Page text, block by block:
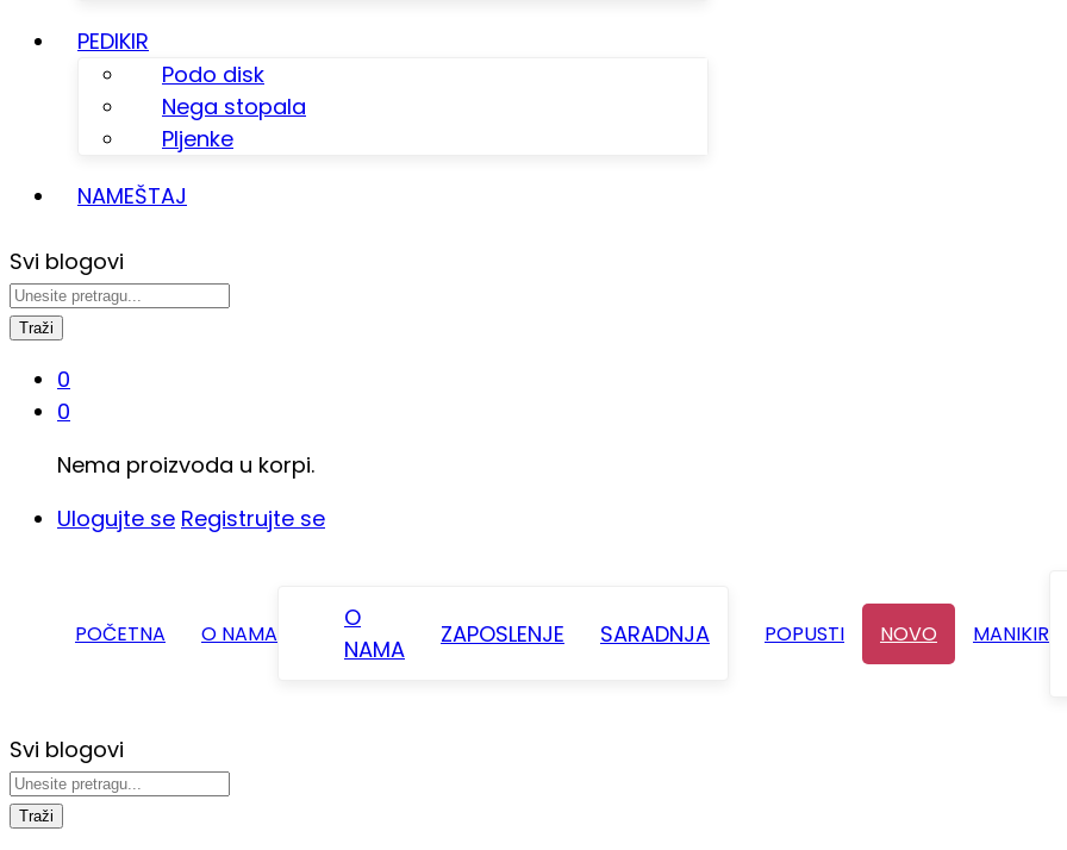
PEDIKIR
Podo disk
Nega stopala
Pljenke
NAMEŠTAJ
Svi blogovi
Traži
0
0
Nema proizvoda u korpi.
Ulogujte se Registrujte se
POČETNA O NAMA
O
NAMA
ZAPOSLENJE SARADNJA POPUSTI NOVO MANIKIR
Svi blogovi
Traži